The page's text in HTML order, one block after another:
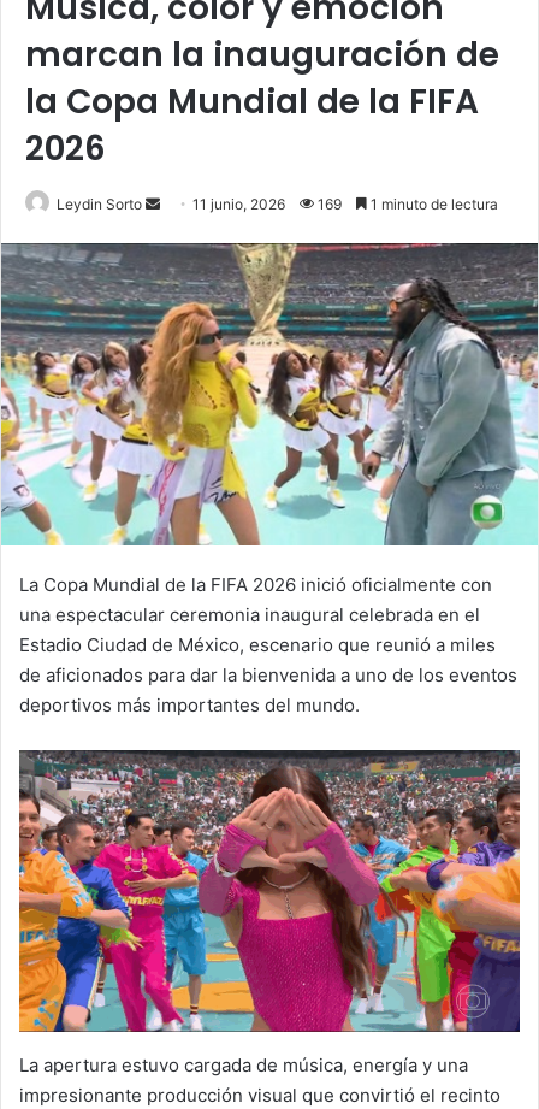
marcan la inauguración de
la Copa Mundial de la FIFA
2026
Leydin Sorto
Send
email
11 junio, 2026 169 1 minuto de lectura
La Copa Mundial de la FIFA 2026 inició oficialmente con
una espectacular ceremonia inaugural celebrada en el
Estadio Ciudad de México, escenario que reunió a miles
de aficionados para dar la bienvenida a uno de los eventos
deportivos más importantes del mundo.
La apertura estuvo cargada de música, energía y una
impresionante producción visual que convirtió el recinto